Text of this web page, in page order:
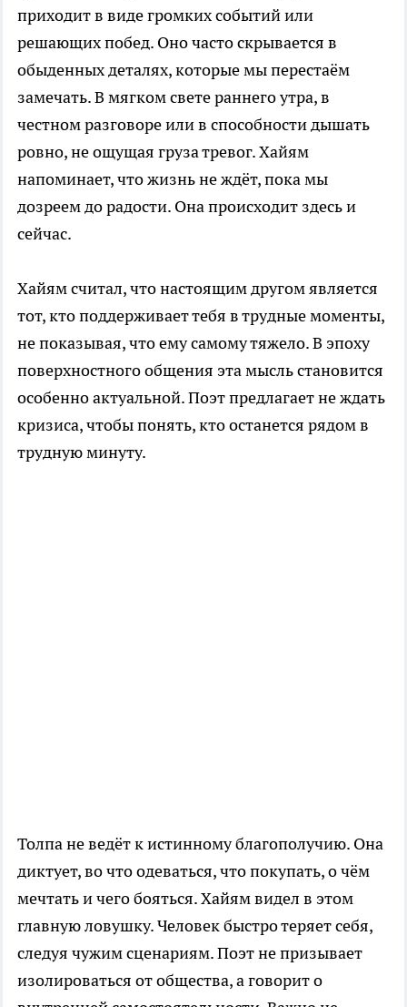
приходит в виде громких событий или
решающих побед. Оно часто скрывается в
обыденных деталях, которые мы перестаём
замечать. В мягком свете раннего утра, в
честном разговоре или в способности дышать
ровно, не ощущая груза тревог. Хайям
напоминает, что жизнь не ждёт, пока мы
дозреем до радости. Она происходит здесь и
сейчас.
Хайям считал, что настоящим другом является
тот, кто поддерживает тебя в трудные моменты,
не показывая, что ему самому тяжело. В эпоху
поверхностного общения эта мысль становится
особенно актуальной. Поэт предлагает не ждать
кризиса, чтобы понять, кто останется рядом в
трудную минуту.
Толпа не ведёт к истинному благополучию. Она
диктует, во что одеваться, что покупать, о чём
мечтать и чего бояться. Хайям видел в этом
главную ловушку. Человек быстро теряет себя,
следуя чужим сценариям. Поэт не призывает
изолироваться от общества, а говорит о